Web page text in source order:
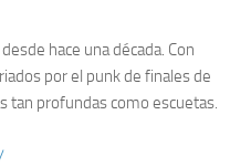
hace una década. Con
por el punk de finales de
tan profundas como escuetas.